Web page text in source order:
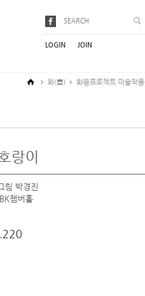
FACEBOOK
LOGIN JOIN
화(畵) 화음프로젝트 미술작품
랑이
림 박경진
챔버홀